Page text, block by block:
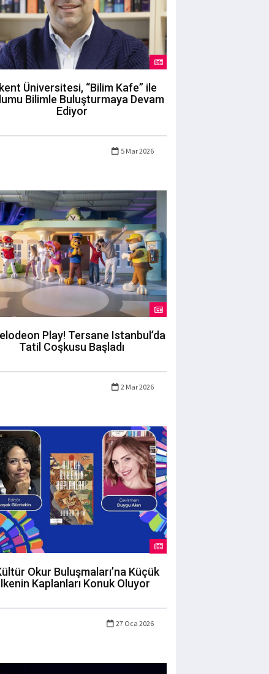
Üniversitesi, “Bilim Kafe” ile
Bilimle Buluşturmaya Devam
Ediyor
5 Mar 2026
Play! Tersane Istanbul’da
Tatil Coşkusu Başladı
2 Mar 2026
Okur Buluşmaları’na Küçük
Kaplanları Konuk Oluyor
27 Oca 2026